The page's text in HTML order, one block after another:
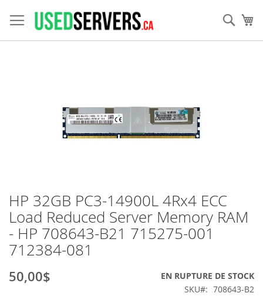
au
contenu
HP 32GB PC3-14900L 4Rx4 ECC
Load Reduced Server Memory RAM
- HP 708643-B21 715275-001
712384-081
50,00$
EN RUPTURE DE STOCK
SKU
708643-B2
Skip
to
the
beginning
of
the
gallery